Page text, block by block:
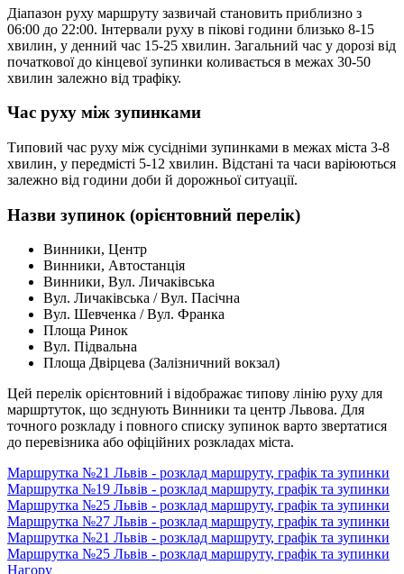
Діапазон руху маршруту зазвичай становить приблизно з
06:00 до 22:00. Інтервали руху в пікові години близько 8-15
хвилин, у денний час 15-25 хвилин. Загальний час у дорозі від
початкової до кінцевої зупинки коливається в межах 30-50
хвилин залежно від трафіку.
Час руху між зупинками
Типовий час руху між сусідніми зупинками в межах міста 3-8
хвилин, у передмісті 5-12 хвилин. Відстані та часи варіюються
залежно від години доби й дорожньої ситуації.
Назви зупинок (орієнтовний перелік)
Винники, Центр
Винники, Автостанція
Винники, Вул. Личаківська
Вул. Личаківська / Вул. Пасічна
Вул. Шевченка / Вул. Франка
Площа Ринок
Вул. Підвальна
Площа Двірцева (Залізничний вокзал)
Цей перелік орієнтовний і відображає типову лінію руху для
маршртуток, що зєднують Винники та центр Львова. Для
точного розкладу і повного списку зупинок варто звертатися
до перевізника або офіційних розкладах міста.
Маршрутка №21 Львів - розклад маршруту, графік та зупинки
Маршрутка №19 Львів - розклад маршруту, графік та зупинки
Маршрутка №25 Львів - розклад маршруту, графік та зупинки
Маршрутка №27 Львів - розклад маршруту, графік та зупинки
Маршрутка №21 Львів - розклад маршруту, графік та зупинки
Маршрутка №25 Львів - розклад маршруту, графік та зупинки
Нагору